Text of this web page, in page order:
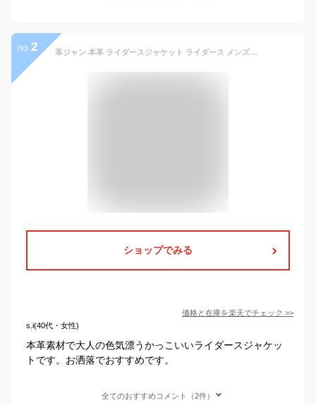
no. 2 革ジャン 本革 ライダースジャケット ライダース メンズ◆本革 9type レザー ジャケット◆ダブルライダース シングルライダース アウター バイク ボア MA-1 ラム レディース ペア コーデ 秋服 秋 冬服 冬 春服 春 30代 40代
ショップでみる
価格と在庫を楽天でチェック >>
s.i(40代・女性)
本革素材で大人の色気漂うかっこいいライダースジャケッ
トです。お洒落でおすすめです。
全てのおすすめコメント（2件）